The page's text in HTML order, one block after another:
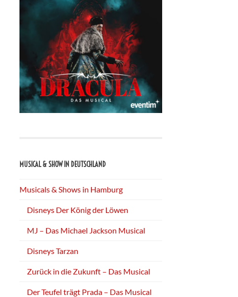
MUSICAL & SHOW IN DEUTSCHLAND
Musicals & Shows in Hamburg
Disneys Der König der Löwen
MJ – Das Michael Jackson Musical
Disneys Tarzan
Zurück in die Zukunft – Das Musical
Der Teufel trägt Prada – Das Musical